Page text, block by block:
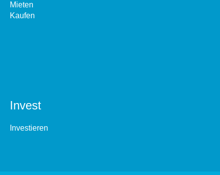
Mieten
Kaufen
Invest
Investieren